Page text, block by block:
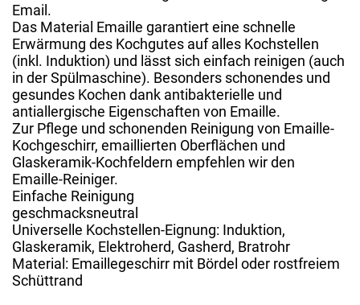
Email.
Das Material Emaille garantiert eine schnelle
Erwärmung des Kochgutes auf alles Kochstellen
(inkl. Induktion) und lässt sich einfach reinigen (auch
in der Spülmaschine). Besonders schonendes und
gesundes Kochen dank antibakterielle und
antiallergische Eigenschaften von Emaille.
Zur Pflege und schonenden Reinigung von Emaille-
Kochgeschirr, emaillierten Oberflächen und
Glaskeramik-Kochfeldern empfehlen wir den
Emaille-Reiniger.
Einfache Reinigung
geschmacksneutral
Universelle Kochstellen-Eignung: Induktion,
Glaskeramik, Elektroherd, Gasherd, Bratrohr
Material: Emaillegeschirr mit Bördel oder rostfreiem
Schüttrand